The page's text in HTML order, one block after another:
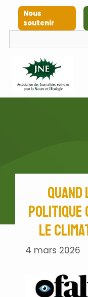
Nous
soutenir
politique
le
4 mars 2026